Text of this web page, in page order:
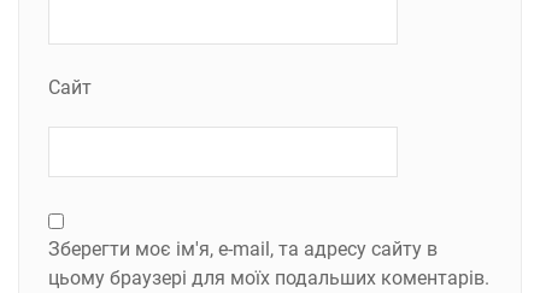
Сайт
Зберегти моє ім'я, e-mail, та адресу сайту в
цьому браузері для моїх подальших коментарів.